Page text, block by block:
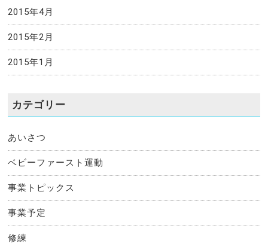
2015年4月
2015年2月
2015年1月
カテゴリー
あいさつ
ベビーファースト運動
事業トピックス
事業予定
修練